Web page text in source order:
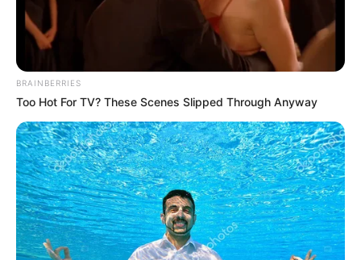
BRAINBERRIES
Too Hot For TV? These Scenes Slipped Through Anyway